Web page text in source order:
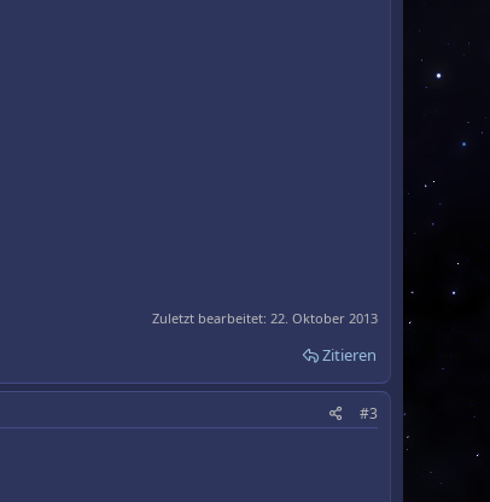
Zuletzt bearbeitet: 22. Oktober 2013
Zitieren
#3